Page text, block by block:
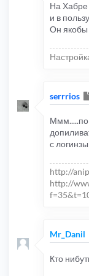
На Хабре
и в
Он якобы
serrrios
Ммм.....по
с
http://
http://
Mr_Danil
Кто